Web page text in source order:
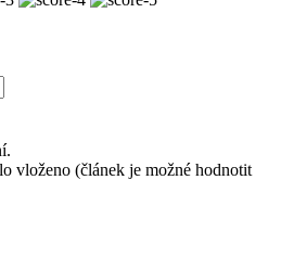
vloženo (článek je možné hodnotit